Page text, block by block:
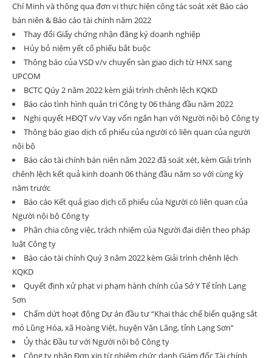
Chí Minh và thông qua đơn vị thực hiện công tác soát xét Báo cáo
bán niên & Báo cáo tài chính năm 2022
Thay đổi Giấy chứng nhận đăng ký doanh nghiệp
Hủy bỏ niêm yết cổ phiếu bắt buộc
Thông báo của VSD v/v chuyển sàn giao dịch từ HNX sang
UPCOM
BCTC Qúy 2 năm 2022 kèm giải trình chênh lệch KQKD
Báo cáo tình hình quản trị Công ty 06 tháng đầu năm 2022
Nghị quyết HĐQT v/v Vay vốn ngắn hạn với Người nội bộ Công ty
Thông báo giao dịch cổ phiếu của người có liên quan của người
nội bộ
Báo cáo tài chính bán niên năm 2022 đã soát xét, kèm Giải trình
chênh lệch kết quả kinh doanh 06 tháng đầu năm so với cùng kỳ
năm trước
Báo cáo Kết quả giao dịch cổ phiếu của Người có liên quan của
Người nội bộ Công ty
Phân chia công việc, trách nhiệm của Người đại diện theo pháp
luật Công ty
Báo cáo tài chính Quý 3 năm 2022 kèm Giải trình chênh lệch
KQKD
Quyết định xử phạt vi phạm hành chính của Sở Y Tế tỉnh Lạng
Sơn
Chấm dứt hoạt động Dự án đầu tư “Khai thác chế biến quặng sắt
mỏ Lũng Hóa, xã Hoàng Việt, huyện Văn Lãng, tỉnh Lạng Sơn”
Ủy thác Đầu tư với Người nội bộ Công ty
Công ty nhận Đơn xin từ nhiệm chức danh Giám đốc Tài chính